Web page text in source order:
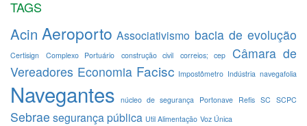
TAGS
Acin Aeroporto Associativismo bacia de evolução
Certisign Complexo Portuário construção civil correios; cep
Câmara de
Vereadores Economia Facisc Impostômetro Indústria navegafolia
Navegantes núcleo de segurança Portonave Refis SC SCPC
Sebrae segurança pública Util Alimentação Voz Única